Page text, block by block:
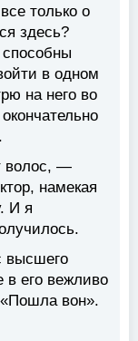
только о
здесь?
в одном
на него во
волос, —
намекая
И я
в его вежливо
вон».